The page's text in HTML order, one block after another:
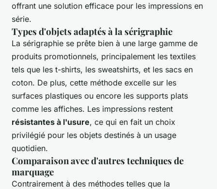
offrant une solution efficace pour les impressions en
série.
Types d'objets adaptés à la sérigraphie
La sérigraphie se prête bien à une large gamme de
produits promotionnels, principalement les textiles
tels que les t-shirts, les sweatshirts, et les sacs en
coton. De plus, cette méthode excelle sur les
surfaces plastiques ou encore les supports plats
comme les affiches. Les impressions restent
résistantes à l'usure, ce qui en fait un choix
privilégié pour les objets destinés à un usage
quotidien.
Comparaison avec d'autres techniques de
marquage
Contrairement à des méthodes telles que la